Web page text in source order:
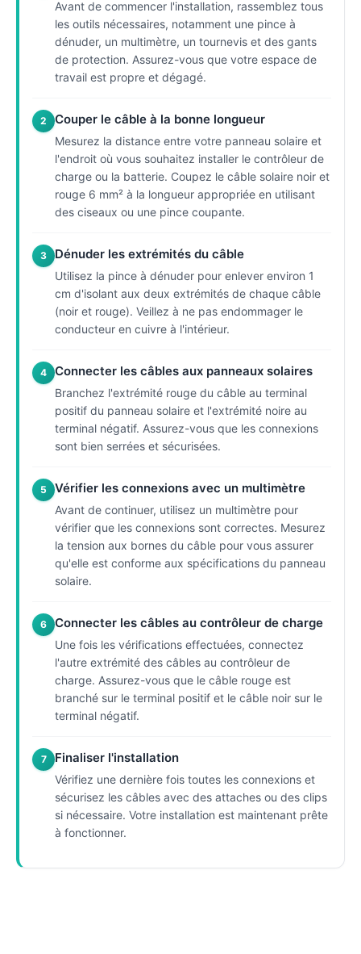
Avant de commencer l'installation, rassemblez tous
les outils nécessaires, notamment une pince à
dénuder, un multimètre, un tournevis et des gants
de protection. Assurez-vous que votre espace de
travail est propre et dégagé.
2 Couper le câble à la bonne longueur
Mesurez la distance entre votre panneau solaire et
l'endroit où vous souhaitez installer le contrôleur de
charge ou la batterie. Coupez le câble solaire noir et
rouge 6 mm² à la longueur appropriée en utilisant
des ciseaux ou une pince coupante.
3 Dénuder les extrémités du câble
Utilisez la pince à dénuder pour enlever environ 1
cm d'isolant aux deux extrémités de chaque câble
(noir et rouge). Veillez à ne pas endommager le
conducteur en cuivre à l'intérieur.
4 Connecter les câbles aux panneaux solaires
Branchez l'extrémité rouge du câble au terminal
positif du panneau solaire et l'extrémité noire au
terminal négatif. Assurez-vous que les connexions
sont bien serrées et sécurisées.
5 Vérifier les connexions avec un multimètre
Avant de continuer, utilisez un multimètre pour
vérifier que les connexions sont correctes. Mesurez
la tension aux bornes du câble pour vous assurer
qu'elle est conforme aux spécifications du panneau
solaire.
6 Connecter les câbles au contrôleur de charge
Une fois les vérifications effectuées, connectez
l'autre extrémité des câbles au contrôleur de
charge. Assurez-vous que le câble rouge est
branché sur le terminal positif et le câble noir sur le
terminal négatif.
7 Finaliser l'installation
Vérifiez une dernière fois toutes les connexions et
sécurisez les câbles avec des attaches ou des clips
si nécessaire. Votre installation est maintenant prête
à fonctionner.